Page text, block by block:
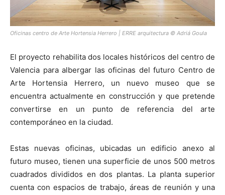
Oficinas centro de Arte Hortensia Herrero | ERRE arquitectura © Adriá Goula
El proyecto rehabilita dos locales históricos del centro de
Valencia para albergar las oficinas del futuro Centro de
Arte Hortensia Herrero, un nuevo museo que se
encuentra actualmente en construcción y que pretende
convertirse en un punto de referencia del arte
contemporáneo en la ciudad.
Estas nuevas oficinas, ubicadas un edificio anexo al
futuro museo, tienen una superficie de unos 500 metros
cuadrados divididos en dos plantas. La planta superior
cuenta con espacios de trabajo, áreas de reunión y una